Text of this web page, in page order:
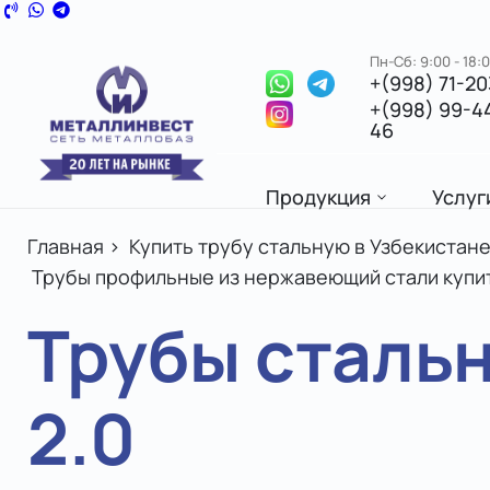
Пн-Сб: 9:00 -
+(998) 71-
+(998) 99-
46
Продукция
Главная > Купить трубу стальную в
Трубы профильные из нержавеющий стали
Трубы
2.0